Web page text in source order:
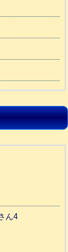
ん4